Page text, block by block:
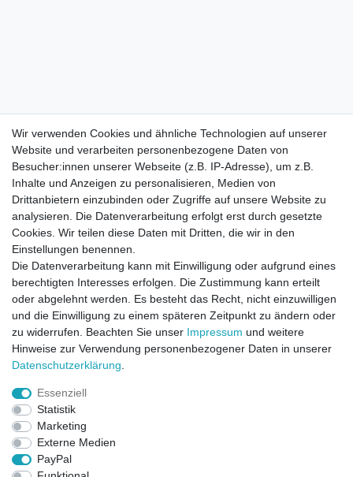
Direktkontakt per Telefon unter 04331 / 4928-910
Wir verwenden Cookies und ähnliche Technologien auf unserer
Website und verarbeiten personenbezogene Daten von
Besucher:innen unserer Webseite (z.B. IP-Adresse), um z.B.
Inhalte und Anzeigen zu personalisieren, Medien von
Drittanbietern einzubinden oder Zugriffe auf unsere Website zu
analysieren. Die Datenverarbeitung erfolgt erst durch gesetzte
Cookies. Wir teilen diese Daten mit Dritten, die wir in den
Einstellungen benennen.
Die Datenverarbeitung kann mit Einwilligung oder aufgrund eines
berechtigten Interesses erfolgen. Die Zustimmung kann erteilt
oder abgelehnt werden. Es besteht das Recht, nicht einzuwilligen
und die Einwilligung zu einem späteren Zeitpunkt zu ändern oder
zu widerrufen. Beachten Sie unser Impressum und weitere
Hinweise zur Verwendung personenbezogener Daten in unserer
Daten­schutz­erklärung
Essenziell
Statistik
Marketing
Externe Medien
PayPal